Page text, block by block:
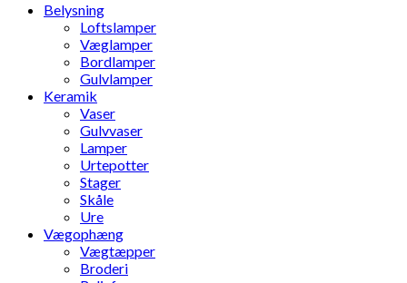
Belysning
Loftslamper
Væglamper
Bordlamper
Gulvlamper
Keramik
Vaser
Gulvvaser
Lamper
Urtepotter
Stager
Skåle
Ure
Vægophæng
Vægtæpper
Broderi